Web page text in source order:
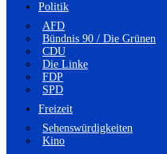
Politik
AFD
Bündnis 90 / Die Grünen
CDU
Die Linke
FDP
SPD
Freizeit
Sehenswürdigkeiten
Kino